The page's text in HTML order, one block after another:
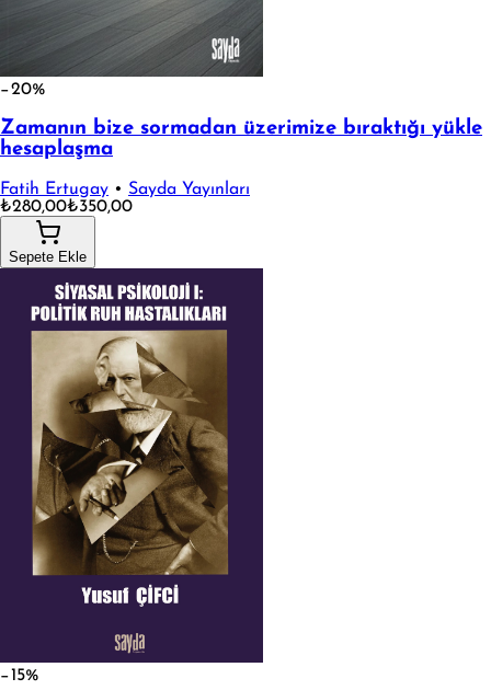
−20%
Zamanın bize sormadan üzerimize bıraktığı yükle
hesaplaşma
Fatih Ertugay • Sayda Yayınları
₺280,00₺350,00
Sepete Ekle
−15%